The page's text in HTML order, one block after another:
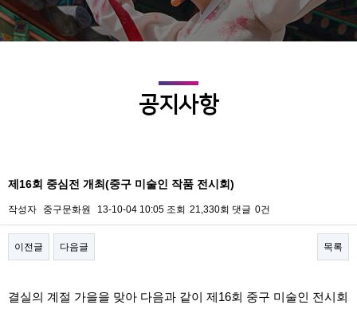
공지사항
제16회 중심전 개최(중구 미술인 작품 전시회)
작성자 중구문화원 13-10-04 10:05 조회 21,330회 댓글 0건
이전글 다음글 목록
결실의 계절 가을을 맞아 다음과 같이 제16회 중구 미술인 전시회